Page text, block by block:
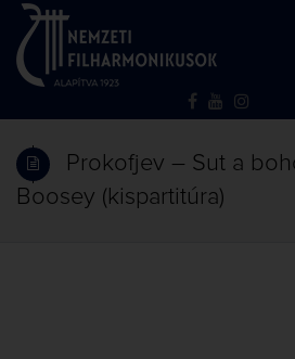
Prokofjev – Sut a
Boosey (kispartitúra)